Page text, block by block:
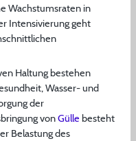
Wachstumsraten in
Intensivierung geht
Haltung bestehen
Wasser- und
der
vonGülle besteht
Belastung des